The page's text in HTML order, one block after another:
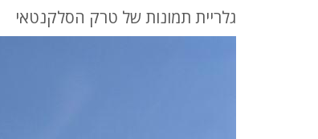
גלריית תמונות של טרק הסלקנטאי